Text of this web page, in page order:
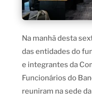
Na manhã desta
das entidades do
e integrantes da
Funcionários do
reuniram na sede